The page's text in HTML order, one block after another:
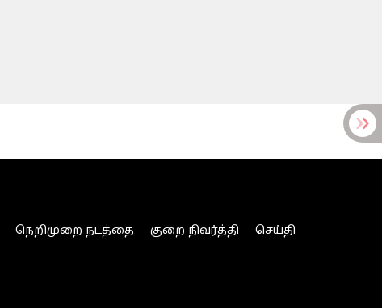
நெறிமுறை நடத்தை குறை நிவர்த்தி
செய்தி